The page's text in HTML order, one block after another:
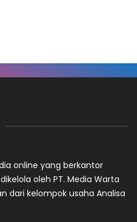
online yang berkantor
oleh PT. Media Warta
dari kelompok usaha Analisa